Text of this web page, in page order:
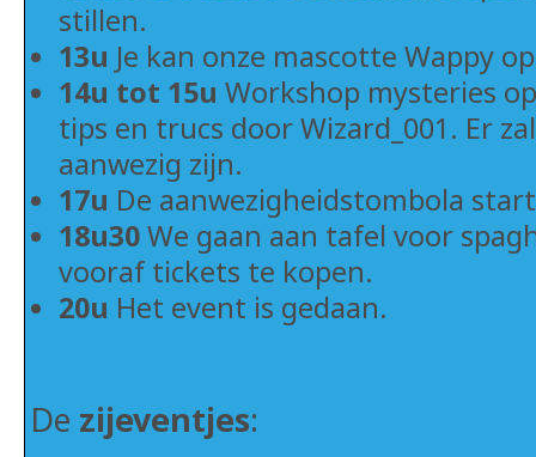
stillen.
13u Je kan onze mascotte Wappy
14u tot 15u Workshop mysteries
tips en trucs door Wizard_001. Er
aanwezig zijn.
17u De aanwezigheidstombola
18u30We gaan aan tafel voor
vooraf tickets te kopen.
20u Het event is gedaan.
De zijeventjes: